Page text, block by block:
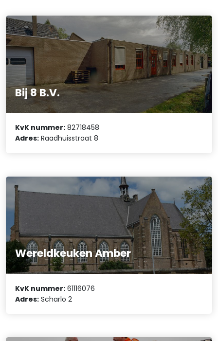
Bij 8 B.V.
KvK nummer: 82718458
Adres: Raadhuisstraat 8
Wereldkeuken Amber
KvK nummer: 61116076
Adres: Scharlo 2